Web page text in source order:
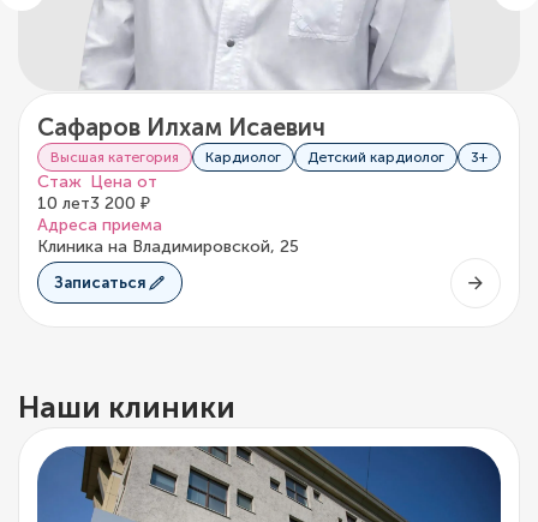
Сафаров Илхам Исаевич
Высшая категория Кардиолог Детский кардиолог 3+
Стаж
10 лет
Цена от
3 200 ₽
Адреса приема
Клиника на Владимировской, 25
Записаться
Наши клиники